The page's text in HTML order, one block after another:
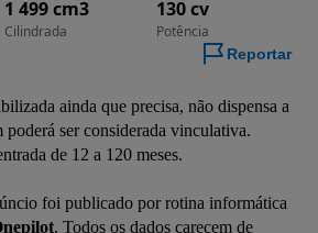
1 499 cm3
Cilindrada
130 cv
Potência
Reportar
ainda que precisa, não dispensa a
poderá ser considerada vinculativa.
de 12 a 120 meses.
foi publicado por rotina informática
. Todos os dados carecem de